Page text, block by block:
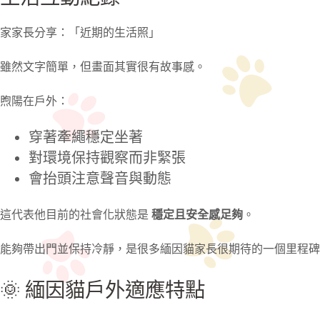
家家長分享：「近期的生活照」
雖然文字簡單，但畫面其實很有故事感。
煦陽在戶外：
穿著牽繩穩定坐著
對環境保持觀察而非緊張
會抬頭注意聲音與動態
這代表他目前的社會化狀態是 穩定且安全感足夠 。
能夠帶出門並保持冷靜，是很多緬因貓家長很期待的一個里程
🌞 緬因貓戶外適應特點